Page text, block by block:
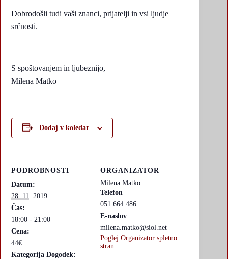
Dobrodošli tudi vaši znanci, prijatelji in vsi ljudje
srčnosti.
S spoštovanjem in ljubeznijo,
Milena Matko
Dodaj v koledar
PODROBNOSTI
Datum:
28. 11. 2019
Čas:
18:00 - 21:00
Cena:
44€
Kategorija Dogodek:
ORGANIZATOR
Milena Matko
Telefon
051 664 486
E-naslov
milena.matko@siol.net
Poglej Organizator spletno
stran